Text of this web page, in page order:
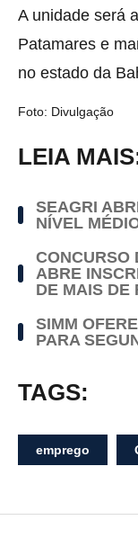
A unidade será
Patamares e
no estado da
Foto: Divulgação
LEIA
SEAGRI
NÍVEL
CONCURSO
ABRE
DE MAIS DE
SIMM
PARA
TAGS:
emprego